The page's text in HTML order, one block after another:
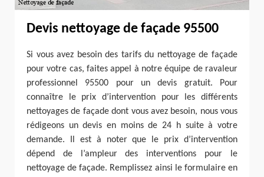
Devis nettoyage de façade 95500
Si vous avez besoin des tarifs du nettoyage de façade
pour votre cas, faites appel à notre équipe de ravaleur
professionnel 95500 pour un devis gratuit. Pour
connaître le prix d’intervention pour les différents
nettoyages de façade dont vous avez besoin, nous vous
rédigeons un devis en moins de 24 h suite à votre
demande. Il est à noter que le prix d’intervention
dépend de l’ampleur des interventions pour le
nettoyage de façade. Remplissez ainsi le formulaire en